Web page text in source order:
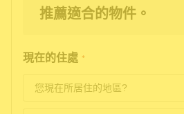
推薦適合的物件。
現在的住處 *